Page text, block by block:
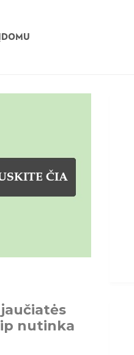
ĮDOMU
jaučiatės
ip nutinka